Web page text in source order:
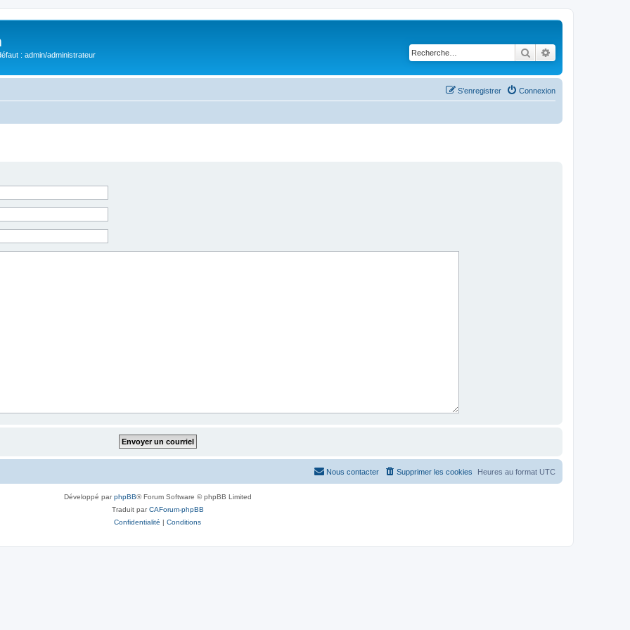
: admin/administrateur Rechercher
Connexion
S’enregistrer
Heures au format UTC
Supprimer les cookies
Nous contacter
Développé parphpBB® Forum Software © phpBB Limited
Traduit parCAForum-phpBB
Confidentialité | Conditions